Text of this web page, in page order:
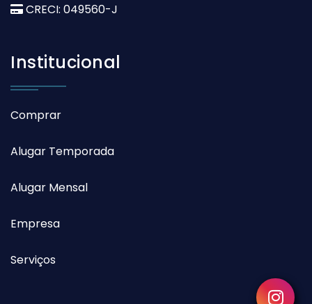
CRECI: 049560-J
Institucional
Comprar
Alugar Temporada
Alugar Mensal
Empresa
Serviços